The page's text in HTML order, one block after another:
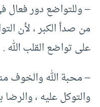
– وللتواضع دور فعال
من صدأ الكبر ، لأن
على تواضع القلب الله .
– محبة الله والخوف
والتوكل عليه ،